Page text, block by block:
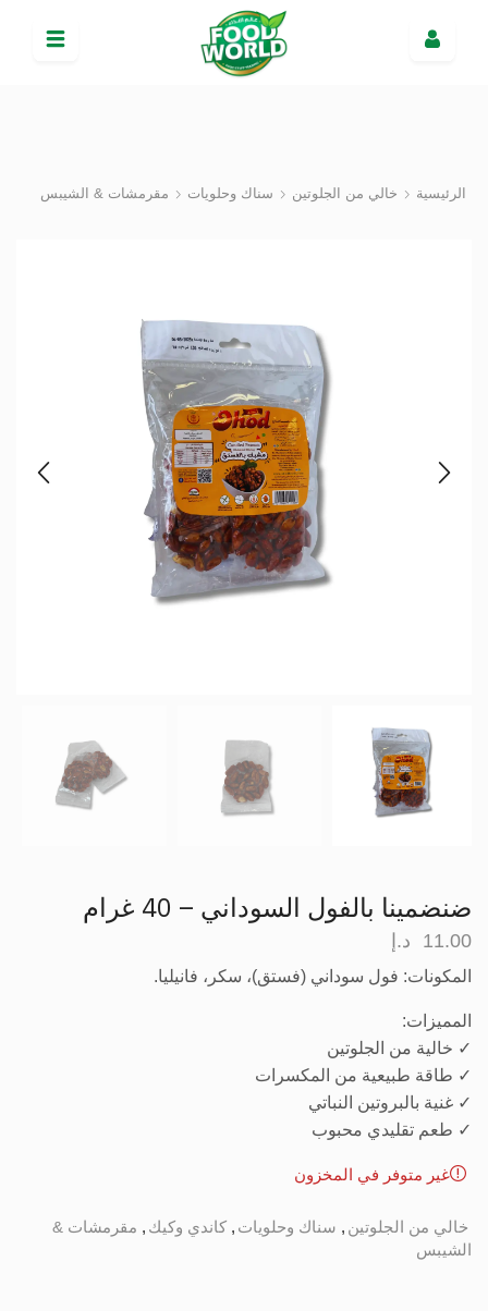
الرئيسية خالي من الجلوتين سناك وحلويات مقرمشات & الشيبس
ضنضمينا بالفول السوداني – 40 غرام
11.00 د.إ
المكونات: فول سوداني (فستق)، سكر، فانيليا.
المميزات:
✓ خالية من الجلوتين
✓ طاقة طبيعية من المكسرات
✓ غنية بالبروتين النباتي
✓ طعم تقليدي محبوب
غير متوفر في المخزون
خالي من الجلوتين , سناك وحلويات , كاندي وكيك , مقرمشات &
الشيبس